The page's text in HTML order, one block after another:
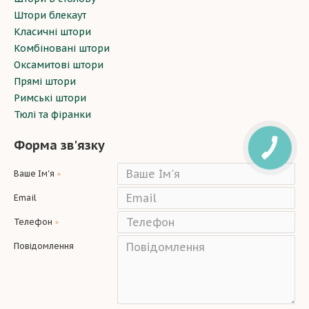
Штори блекаут
Класичні штори
Комбіновані штори
Оксамитові штори
Прямі штори
Римські штори
Тюлі та фіранки
Форма зв'язку
Ваше Ім'я
Email
Телефон
Повідомлення